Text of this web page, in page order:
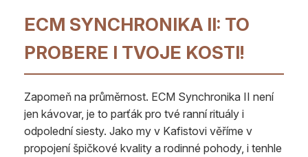
ECM SYNCHRONIKA II: TO
PROBERE I TVOJE KOSTI!
Zapomeň na průměrnost. ECM Synchronika II není
jen kávovar, je to parťák pro tvé ranní rituály i
odpolední siesty. Jako my v Kafistovi věříme v
propojení špičkové kvality a rodinné pohody, i tenhle